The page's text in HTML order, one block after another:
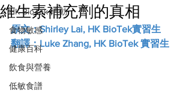
HK BioTek 活動
食物敏感
健康百科
飲食與營養
低敏食譜
維生素補充劑的真相
原文：Shirley Lai, HK BioTek實習生
翻譯：Luke Zhang, HK BioTek 實習生